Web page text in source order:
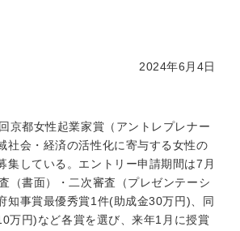
2024年6月4日
京都女性起業家賞（アントレプレナー
社会・経済の活性化に寄与する女性の
集している。エントリー申請期間は7月
（書面）・二次審査（プレゼンテーシ
知事賞最優秀賞1件(助成金30万円)、同
万円)など各賞を選び、来年1月に授賞